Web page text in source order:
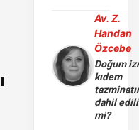
Av. Z.
Handan
Özcebe
Doğum
kıdem
dahil
mi?